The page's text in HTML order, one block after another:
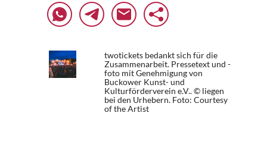
twotickets bedankt sich für die
Zusammenarbeit. Pressetext und -
foto mit Genehmigung von
Buckower Kunst- und
Kulturförderverein e.V.. © liegen
bei den Urhebern. Foto: Courtesy
of the Artist